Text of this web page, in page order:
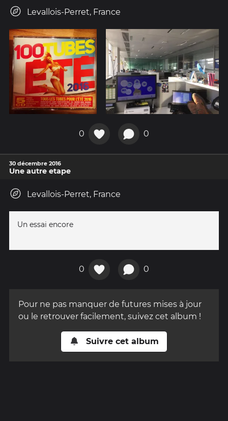
Levallois-Perret, France
0 0
30 décembre 2016
Une autre etape
Levallois-Perret, France
Un essai encore
0 0
Pour ne pas manquer de futures mises à jour
ou le retrouver facilement, suivez cet album !
Suivre cet album